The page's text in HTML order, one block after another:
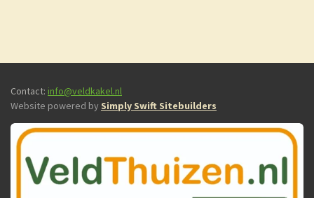
Contact: info@veldkakel.nl
Website powered by Simply Swift Sitebuilders